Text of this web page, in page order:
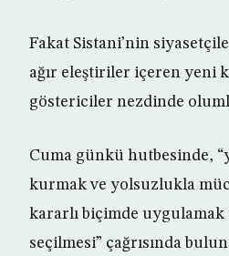
Fakat Sistani’nin
ağır eleştiriler içeren yeni
göstericiler nezdinde
Cuma günkü hutbesinde,
kurmak ve yolsuzlukla
kararlı biçimde
seçilmesi” çağrısında